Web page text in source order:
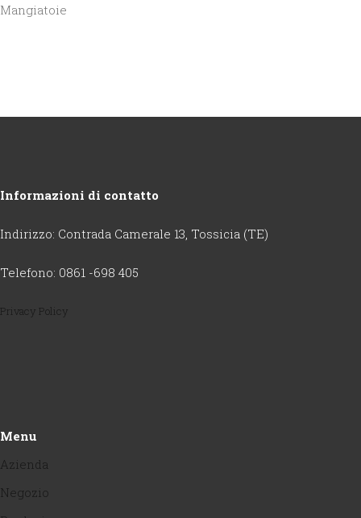
Mangiatoie
Informazioni di contatto
Indirizzo: Contrada Camerale 13, Tossicia (TE)
Telefono: 0861 -698 405
Privacy Policy
Menu
Azienda
Negozio